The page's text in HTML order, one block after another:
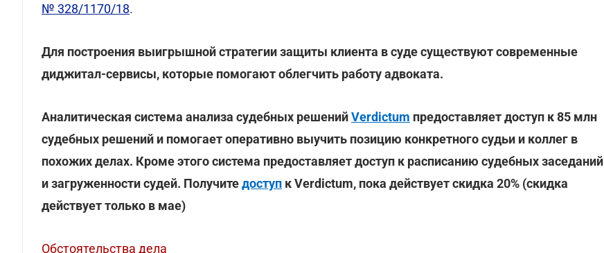
№ 328/1170/18.
Для построения выигрышной стратегии защиты клиента в суде существуют современные
диджитал-сервисы, которые помогают облегчить работу адвоката.
Аналитическая система анализа судебных решенийVerdictum предоставляет доступ к 85 млн
судебных решений и помогает оперативно выучить позицию конкретного судьи и коллег в
похожих делах. Кроме этого система предоставляет доступ к расписанию судебных заседаний
и загруженности судей. Получитедоступ к Verdictum, пока действует скидка 20% (скидка
действует только в мае)
Обстоятельства дела